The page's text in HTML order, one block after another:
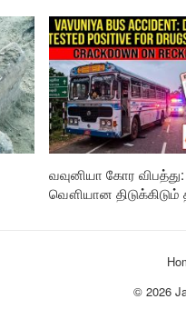
வவுனியா கோர
வௌியான
© 2026